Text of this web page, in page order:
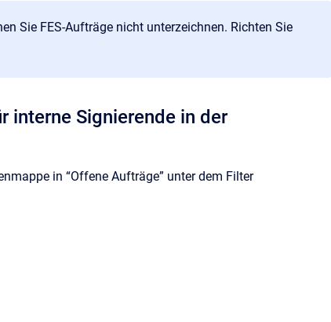
Sie FES-Aufträge nicht unterzeichnen. Richten Sie
interne Signierende in der
in “Offene Aufträge” unter dem Filter